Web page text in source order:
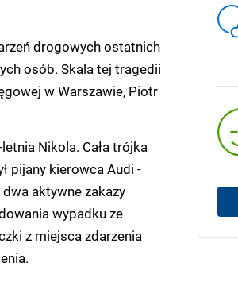
drogowych ostatnich
osób. Skala tej tragedii
w Warszawie, Piotr
Nikola. Cała trójka
pijany kierowca Audi -
aktywne zakazy
wypadku ze
z miejsca zdarzenia